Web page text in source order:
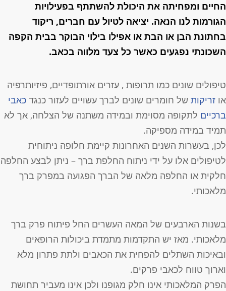
החיים ומפחיתה את היכולת להשתתף בפעילויות
הגורמות לנו הנאה. יציאה לטיול עם חברים, ריקוד
בחתונת הבן או הבת או אפילו בילוי הבוקר בבית הקפה
השכונתי נפגעים כאשר כל צעד מלווה בכאב.
טיפולים שונים כמו תרופות , עזרים אורתופדיים, פיזיותרפיה
או זריקותשל חומרים שונים לברך עשויים לעזור כנגד כאבי
ברכיים לתקופה מסוימת ובמידה משתנה של הצלחה, אך לא
תמיד במידה מספיקה.
לכן, בעשרות השנים האחרונות קיימת חלופה ניתוחית
לטיפולים אלו על ידי ניתוח החלפת ברך – ניתן לבצע החלפה
חלקית או החלפה מלאה של הברך הפגועה במפרק ברך
מלאכותי.
בשנות הארבעים של המאה העשרים החל פיתוח פרק ברך
מלאכותי. מאז יש התקדמות מתמדת ביכולות הרופאים
ובאיכות השתלים להפחית את הכאבים ולתת פתרון מלא
וארוך טווח לכאבי פרקים.
הפרק המלאכותי אינו חלק מגופנו ולכן אינו מעביר תחושת